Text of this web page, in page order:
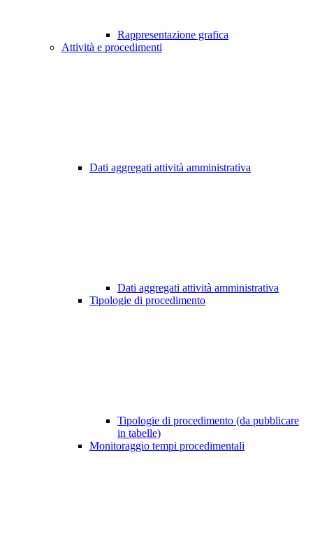
Rappresentazione grafica
Attività e procedimenti
Dati aggregati attività amministrativa
Dati aggregati attività amministrativa
Tipologie di procedimento
Tipologie di procedimento (da pubblicare
in tabelle)
Monitoraggio tempi procedimentali